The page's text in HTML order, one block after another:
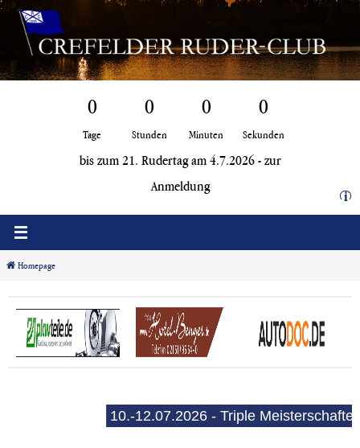
Zum
Inhalt
springen
0
Tage
0
Stunden
0
Minuten
0
Sekunden
bis zum 21. Rudertag am 4.7.2026 - zur
Anmeldung
i
Homepage
10.-12.07.2026 - Triple Meisterschaften (E-